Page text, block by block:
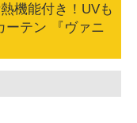
機能付き！UVも
ーテン 『ヴァニ